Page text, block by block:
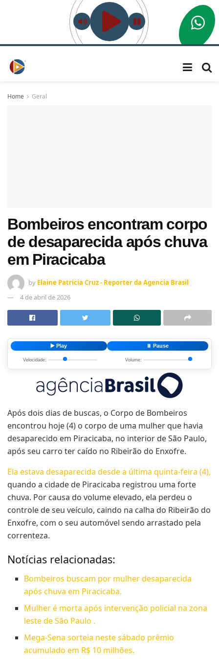
Home Geral
Bombeiros encontram corpo
de desaparecida após chuva
em Piracicaba
by Elaine Patricia Cruz - Reporter da Agencia Brasil
4 de abril de 2026
▶️ Play ⏸️ Pause
Velocidade: Volume:
Após dois dias de buscas, o Corpo de Bombeiros
encontrou hoje (4) o corpo de uma mulher que havia
desaparecido em Piracicaba, no interior de São Paulo,
após seu carro ter caído no Ribeirão do Enxofre.
Ela estava desaparecida desde a última quinta-feira (4),
quando a cidade de Piracicaba registrou uma forte
chuva. Por causa do volume elevado, ela perdeu o
controle de seu veículo, caindo na calha do Ribeirão do
Enxofre, com o seu automóvel sendo arrastado pela
correnteza.
Notícias relacionadas:
Bombeiros buscam por mulher desaparecida
após chuva em Piracicaba.
Mulher é morta após intervenção policial na zona
leste de São Paulo .
Mega-Sena sorteia neste sábado prêmio
acumulado em R$ 10 milhões.